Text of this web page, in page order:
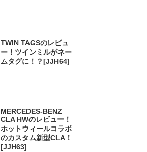
TWIN TAGSのレビュ
ー！ツインミルがネー
ムタグに！？[JJH64]
MERCEDES-BENZ
CLA HWのレビュー！
ホットウィールコラボ
のカスタム新型CLA！
[JJH63]